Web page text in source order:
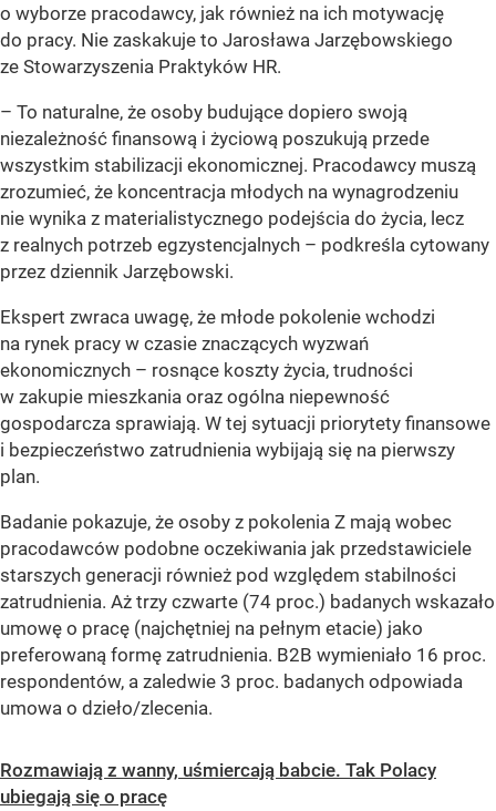
o wyborze pracodawcy, jak również na ich motywację
do pracy. Nie zaskakuje to Jarosława Jarzębowskiego
ze Stowarzyszenia Praktyków HR.
– To naturalne, że osoby budujące dopiero swoją
niezależność finansową i życiową poszukują przede
wszystkim stabilizacji ekonomicznej. Pracodawcy muszą
zrozumieć, że koncentracja młodych na wynagrodzeniu
nie wynika z materialistycznego podejścia do życia, lecz
z realnych potrzeb egzystencjalnych – podkreśla cytowany
przez dziennik Jarzębowski.
Ekspert zwraca uwagę, że młode pokolenie wchodzi
na rynek pracy w czasie znaczących wyzwań
ekonomicznych – rosnące koszty życia, trudności
w zakupie mieszkania oraz ogólna niepewność
gospodarcza sprawiają. W tej sytuacji priorytety finansowe
i bezpieczeństwo zatrudnienia wybijają się na pierwszy
plan.
Badanie pokazuje, że osoby z pokolenia Z mają wobec
pracodawców podobne oczekiwania jak przedstawiciele
starszych generacji również pod względem stabilności
zatrudnienia. Aż trzy czwarte (74 proc.) badanych wskazało
umowę o pracę (najchętniej na pełnym etacie) jako
preferowaną formę zatrudnienia. B2B wymieniało 16 proc.
respondentów, a zaledwie 3 proc. badanych odpowiada
umowa o dzieło/zlecenia.
Rozmawiają z wanny, uśmiercają babcie. Tak Polacy
ubiegają się o pracę